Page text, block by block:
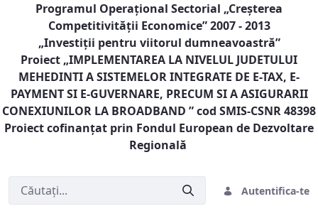
Programul Operaţional Sectorial „Creşterea
Competitivităţii Economice” 2007 - 2013
„Investiţii pentru viitorul dumneavoastră”
Proiect „IMPLEMENTAREA LA NIVELUL JUDETULUI
MEHEDINTI A SISTEMELOR INTEGRATE DE E-TAX, E-
PAYMENT SI E-GUVERNARE, PRECUM SI A ASIGURARII
CONEXIUNILOR LA BROADBAND ” cod SMIS-CSNR 48398
Proiect cofinanţat prin Fondul European de Dezvoltare
Regională
Autentifica-te